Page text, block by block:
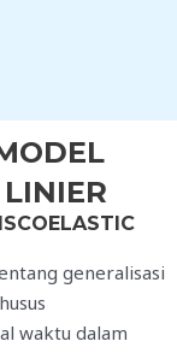
generalisasi
waktu dalam